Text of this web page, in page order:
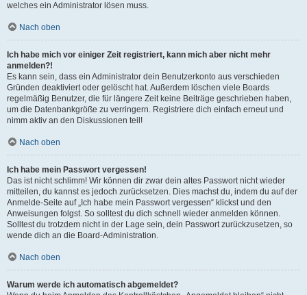
welches ein Administrator lösen muss.
Nach oben
Ich habe mich vor einiger Zeit registriert, kann mich aber nicht mehr
anmelden?!
Es kann sein, dass ein Administrator dein Benutzerkonto aus verschieden
Gründen deaktiviert oder gelöscht hat. Außerdem löschen viele Boards
regelmäßig Benutzer, die für längere Zeit keine Beiträge geschrieben haben,
um die Datenbankgröße zu verringern. Registriere dich einfach erneut und
nimm aktiv an den Diskussionen teil!
Nach oben
Ich habe mein Passwort vergessen!
Das ist nicht schlimm! Wir können dir zwar dein altes Passwort nicht wieder
mitteilen, du kannst es jedoch zurücksetzen. Dies machst du, indem du auf der
Anmelde-Seite auf „Ich habe mein Passwort vergessen“ klickst und den
Anweisungen folgst. So solltest du dich schnell wieder anmelden können.
Solltest du trotzdem nicht in der Lage sein, dein Passwort zurückzusetzen, so
wende dich an die Board-Administration.
Nach oben
Warum werde ich automatisch abgemeldet?